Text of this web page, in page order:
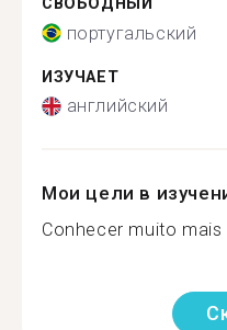
СВОБОДНЫЙ
португальский
ИЗУЧАЕТ
английский
Мои цели в
Conhecer muito mais